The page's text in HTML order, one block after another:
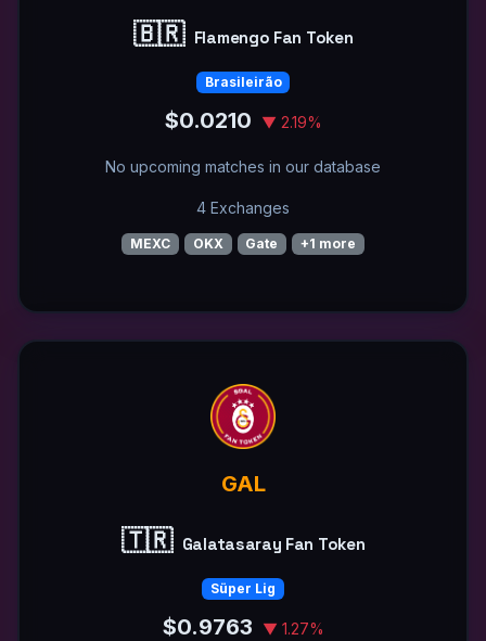
🇧🇷 Flamengo Fan Token
Brasileirão
$0.0210 ▼ 2.19%
No upcoming matches in our database
4 Exchanges
MEXC OKX Gate +1 more
GAL
🇹🇷 Galatasaray Fan Token
Süper Lig
$0.9763 ▼ 1.27%